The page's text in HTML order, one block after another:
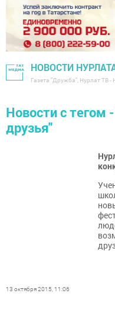
НОВОСТИ
Газета "Дружба", Нурлат ТВ -
Новости с тегом
друзья"
13 октября 2015, 11:06